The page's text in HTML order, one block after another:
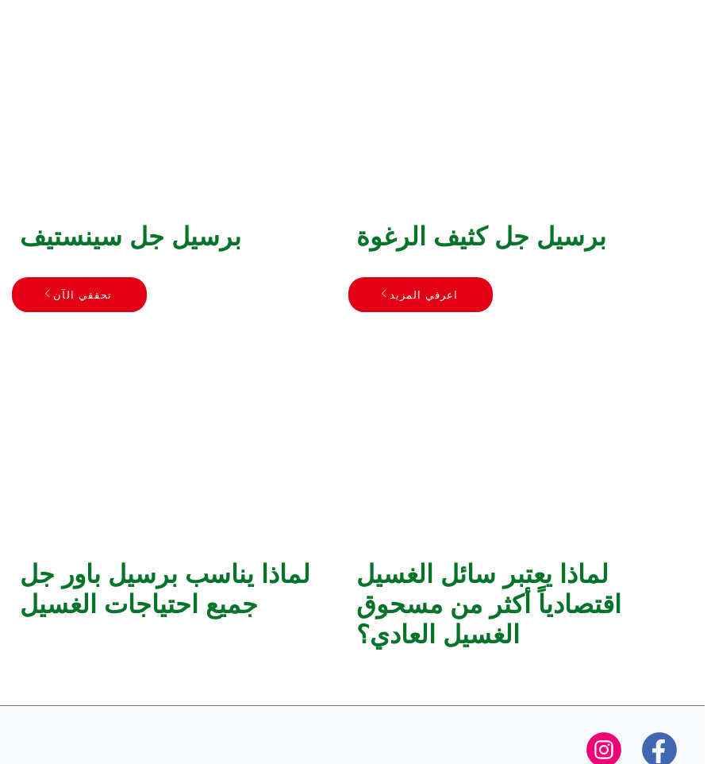
برسيل جل كثيف الرغوة
اعرفي المزيد
برسيل جل سينستيف
تحققي الآن
لماذا يعتبر سائل الغسيل
اقتصادياً أكثر من مسحوق
الغسيل العادي؟
لماذا يناسب برسيل باور جل
جميع احتياجات الغسيل